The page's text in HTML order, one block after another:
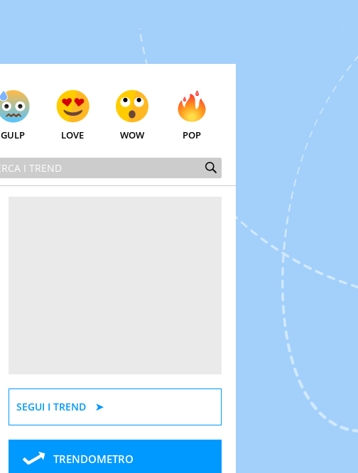
GULP LOVE WOW POP
SEGUI I TREND
TRENDOMETRO